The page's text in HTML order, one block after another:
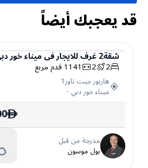
قد يعجبك أيضاً
شقة
شقة2غرفللايجارفيميناء خور
2
2
1141قدم مربع
هاربور جيت تاور1
ميناء خور دبي -
ê
مدرجة من قبل
بول موسون